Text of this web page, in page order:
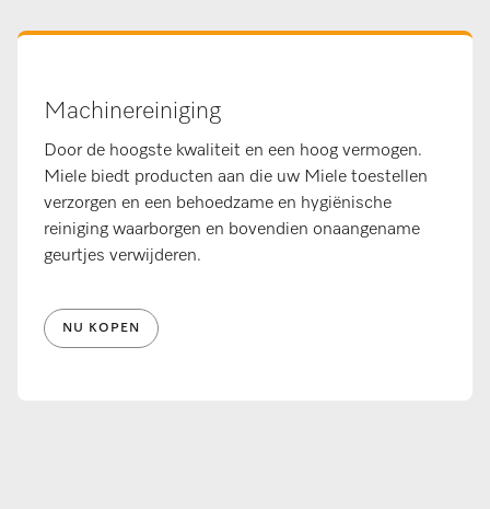
Machinereiniging
Door de hoogste kwaliteit en een hoog vermogen.
Miele biedt producten aan die uw Miele toestellen
verzorgen en een behoedzame en hygiënische
reiniging waarborgen en bovendien onaangename
geurtjes verwijderen.
NU KOPEN